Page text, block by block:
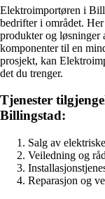
Elektroimportøren i
bedrifter i området.
produkter og løsninger
komponenter til en
prosjekt, kan
det du trenger.
Tjenester
Billingstad:
Salg av
Veiledning og
Reparasjon og